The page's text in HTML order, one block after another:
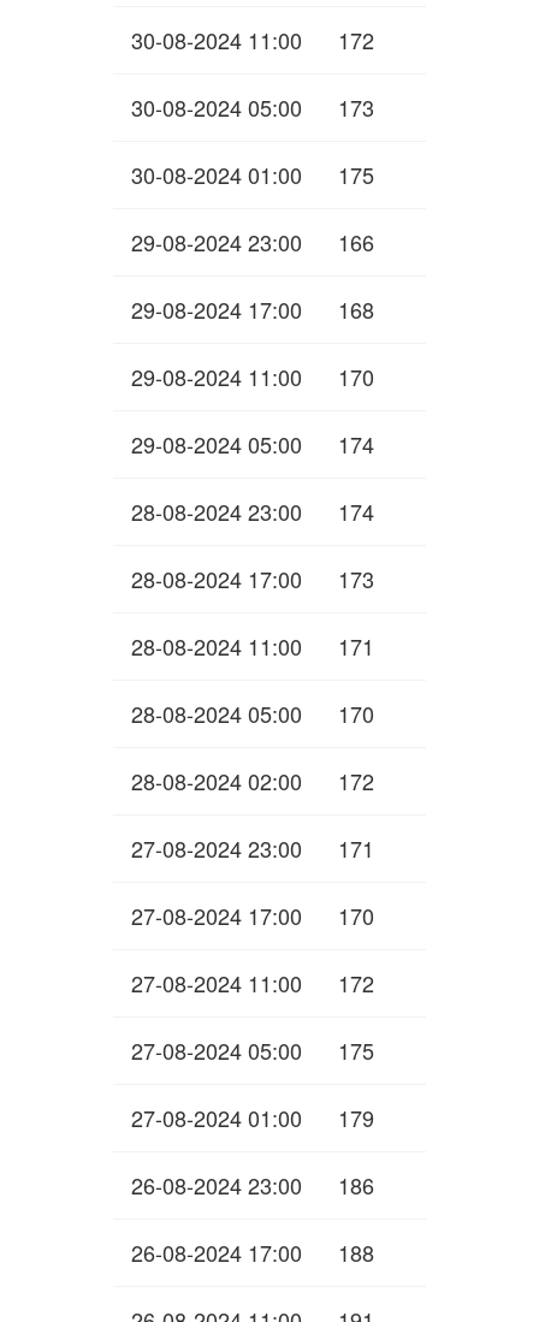
30-08-2024 11:00 172
30-08-2024 05:00 173
30-08-2024 01:00 175
29-08-2024 23:00 166
29-08-2024 17:00 168
29-08-2024 11:00 170
29-08-2024 05:00 174
28-08-2024 23:00 174
28-08-2024 17:00 173
28-08-2024 11:00 171
28-08-2024 05:00 170
28-08-2024 02:00 172
27-08-2024 23:00 171
27-08-2024 17:00 170
27-08-2024 11:00 172
27-08-2024 05:00 175
27-08-2024 01:00 179
26-08-2024 23:00 186
26-08-2024 17:00 188